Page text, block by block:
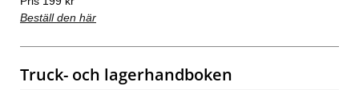
Beställ den här
Truck- och lagerhandboken